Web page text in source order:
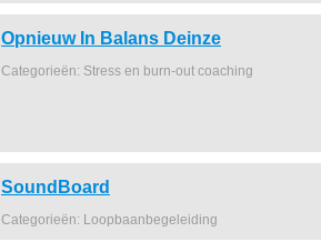
Opnieuw In Balans Deinze
Categorieën: Stress en burn-out coaching
SoundBoard
Categorieën: Loopbaanbegeleiding